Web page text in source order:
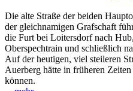
Die alte Straße der beiden
der gleichnamigen Grafschaft
die Furt bei Loitersdorf nach
Oberspechtrain und schließlich
Auf der heutigen, viel steileren
Auerberg hätte in früheren
können.